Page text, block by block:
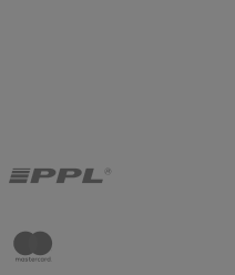
používateľov
zo série iPhone 15,
používateľov, ktorí